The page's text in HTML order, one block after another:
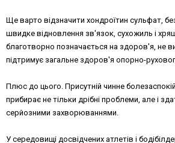
Ще варто відзначити хондроїтин сульфат,
швидке відновлення зв'язок, сухожиль і
благотворно позначається на здоров'я, не
підтримує загальне здоров'я опорно-
Плюс до цього. Присутній чинне
прибирає не тільки дрібні проблеми, але і
серйозними захворюваннями.
У середовищі досвідчених атлетів і